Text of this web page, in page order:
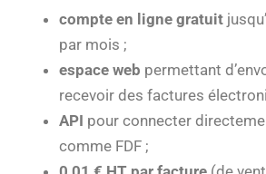
compte en ligne gratuit
par mois ;
espace web permettant
recevoir des factures
API pour connecter
comme FDF ;